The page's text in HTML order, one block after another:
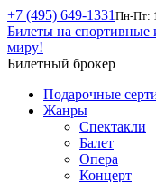
+7 (495) 649-1331 Пн-Пт:
Билеты на спортивные
миру!
Билетный брокер
Подарочные
Жанры
Спектакли
Балет
Опера
Концерт